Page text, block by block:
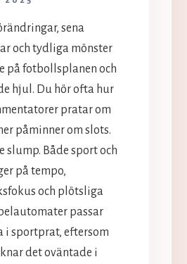
sena
och tydliga mönster
på fotbollsplanen och
hjul. Du hör ofta hur
pratar om
påminner om slots.
slump. Både sport och
på tempo,
och plötsliga
passar
i sportprat, eftersom
det oväntade i